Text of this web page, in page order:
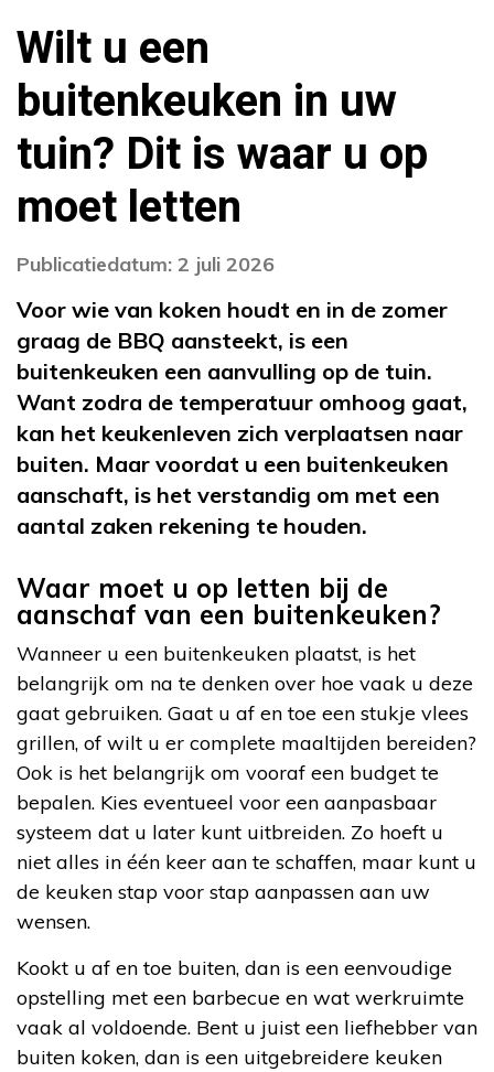
Wilt u een
buitenkeuken in uw
tuin? Dit is waar u op
moet letten
Publicatiedatum: 2 juli 2026
Voor wie van koken houdt en in de zomer
graag de BBQ aansteekt, is een
buitenkeuken een aanvulling op de tuin.
Want zodra de temperatuur omhoog gaat,
kan het keukenleven zich verplaatsen naar
buiten. Maar voordat u een buitenkeuken
aanschaft, is het verstandig om met een
aantal zaken rekening te houden.
Waar moet u op letten bij de
aanschaf van een buitenkeuken?
Wanneer u een buitenkeuken plaatst, is het
belangrijk om na te denken over hoe vaak u deze
gaat gebruiken. Gaat u af en toe een stukje vlees
grillen, of wilt u er complete maaltijden bereiden?
Ook is het belangrijk om vooraf een budget te
bepalen. Kies eventueel voor een aanpasbaar
systeem dat u later kunt uitbreiden. Zo hoeft u
niet alles in één keer aan te schaffen, maar kunt u
de keuken stap voor stap aanpassen aan uw
wensen.
Kookt u af en toe buiten, dan is een eenvoudige
opstelling met een barbecue en wat werkruimte
vaak al voldoende. Bent u juist een liefhebber van
buiten koken, dan is een uitgebreidere keuken